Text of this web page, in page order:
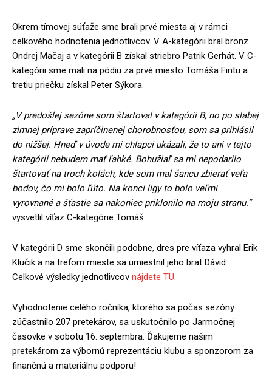
Okrem tímovej súťaže sme brali prvé miesta aj v rámci
celkového hodnotenia jednotlivcov. V A-kategórii bral bronz
Ondrej Mačaj a v kategórii B získal striebro Patrik Gerhát. V C-
kategórii sme mali na pódiu za prvé miesto Tomáša Fintu a
tretiu priečku získal Peter Sýkora.
„V predošlej sezóne som štartoval v kategórii B, no po slabej
zimnej príprave zapríčinenej chorobnosťou, som sa prihlásil
do nižšej. Hneď v úvode mi chlapci ukázali, že to ani v tejto
kategórii nebudem mať ľahké. Bohužiaľ sa mi nepodarilo
štartovať na troch kolách, kde som mal šancu zbierať veľa
bodov, čo mi bolo ľúto. Na konci ligy to bolo veľmi
vyrovnané a šťastie sa nakoniec priklonilo na moju stranu.“
vysvetlil víťaz C-kategórie Tomáš.
V kategórii D sme skončili podobne, dres pre víťaza vyhral Erik
Klučik a na treťom mieste sa umiestnil jeho brat Dávid.
Celkové výsledky jednotlivcov nájdete TU.
Vyhodnotenie celého ročníka, ktorého sa počas sezóny
zúčastnilo 207 pretekárov, sa uskutočnilo po Jarmočnej
časovke v sobotu 16. septembra. Ďakujeme našim
pretekárom za výbornú reprezentáciu klubu a sponzorom za
finančnú a materiálnu podporu!